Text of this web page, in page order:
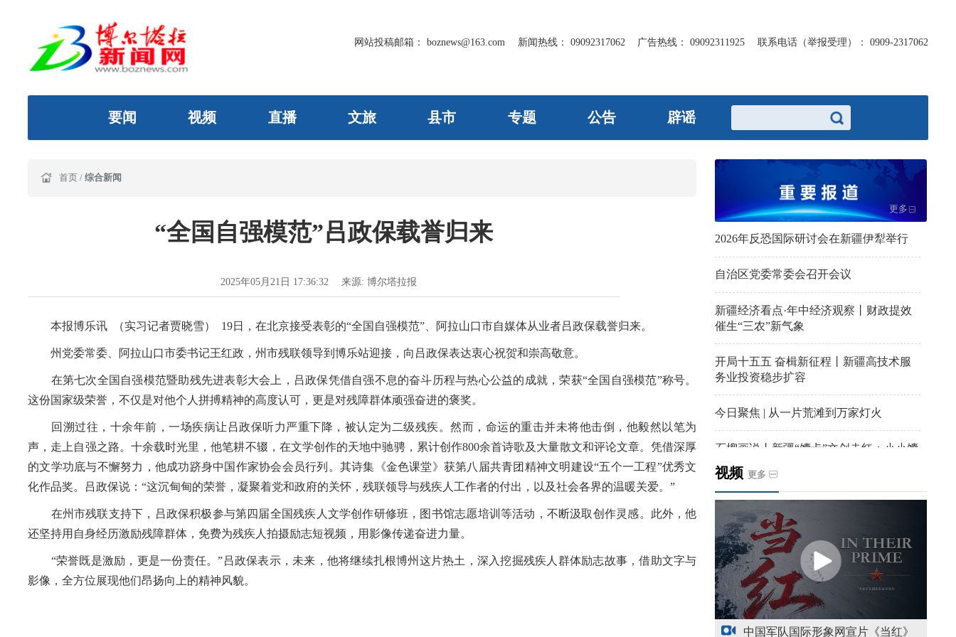
网站投稿邮箱：boznews@163.com 新闻热线： 09092317062 广告热线：09092311925 联系电话（举报受理）： 0909-2317062
要闻 视频 直播 文旅 县市 专题 公告 辟谣
首页 / 综合新闻
“全国自强模范”吕政保载誉归来
2025年05月21日 17:36:32 来源: 博尔塔拉报
本报博乐讯 （实习记者贾晓雪） 19日，在北京接受表彰的“全国自强模范”、阿拉山口市自媒体从业者吕政保载誉归来。
州党委常委、阿拉山口市委书记王红政，州市残联领导到博乐站迎接，向吕政保表达衷心祝贺和崇高敬意。
在第七次全国自强模范暨助残先进表彰大会上，吕政保凭借自强不息的奋斗历程与热心公益的成就，荣获“全国自强模范”称号。
这份国家级荣誉，不仅是对他个人拼搏精神的高度认可，更是对残障群体顽强奋进的褒奖。
回溯过往，十余年前，一场疾病让吕政保听力严重下降，被认定为二级残疾。然而，命运的重击并未将他击倒，他毅然以笔为
声，走上自强之路。十余载时光里，他笔耕不辍，在文学创作的天地中驰骋，累计创作800余首诗歌及大量散文和评论文章。凭借深厚
的文学功底与不懈努力，他成功跻身中国作家协会会员行列。其诗集《金色课堂》获第八届共青团精神文明建设“五个一工程”优秀文
化作品奖。吕政保说：“这沉甸甸的荣誉，凝聚着党和政府的关怀，残联领导与残疾人工作者的付出，以及社会各界的温暖关爱。”
在州市残联支持下，吕政保积极参与第四届全国残疾人文学创作研修班，图书馆志愿培训等活动，不断汲取创作灵感。此外，他
还坚持用自身经历激励残障群体，免费为残疾人拍摄励志短视频，用影像传递奋进力量。
“荣誉既是激励，更是一份责任。”吕政保表示，未来，他将继续扎根博州这片热土，深入挖掘残疾人群体励志故事，借助文字与
影像，全方位展现他们昂扬向上的精神风貌。
更多
2026年反恐国际研讨会在新疆伊犁举行
自治区党委常委会召开会议
新疆经济看点·年中经济观察丨财政提效
催生“三农”新气象
开局十五五 奋楫新征程丨新疆高技术服
务业投资稳步扩容
今日聚焦 | 从一片荒滩到万家灯火
石榴画说丨新疆“馕卡”文创走红：小小馕
饼变身城市文旅IP名片
天山观察丨暑期AI研学热，孩子们究竟学
到什么
给祖国“镶金边”！G219+G331描绘新疆风
光与发展新画卷
新疆多点发力完善水利基础设施
视频 更多
中国军队国际形象网宣片《当红》